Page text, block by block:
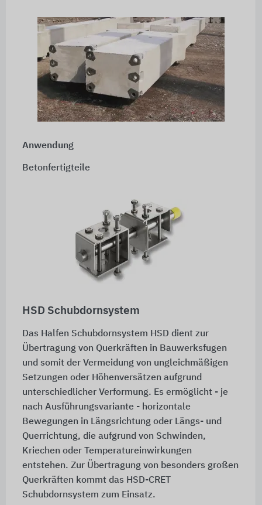
Anwendung
Betonfertigteile
HSD Schubdornsystem
Das Halfen Schubdornsystem HSD dient zur
Übertragung von Querkräften in Bauwerksfugen
und somit der Vermeidung von ungleichmäßigen
Setzungen oder Höhenversätzen aufgrund
unterschiedlicher Verformung. Es ermöglicht - je
nach Ausführungsvariante - horizontale
Bewegungen in Längsrichtung oder Längs- und
Querrichtung, die aufgrund von Schwinden,
Kriechen oder Temperatureinwirkungen
entstehen. Zur Übertragung von besonders großen
Querkräften kommt das HSD-CRET
Schubdornsystem zum Einsatz.